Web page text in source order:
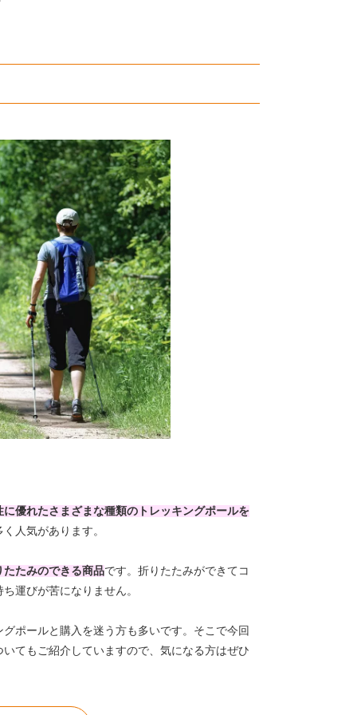
に優れたさまざまな種類のトレッキングポールを
人気があります。
たみのできる商品です。折りたたみができてコ
運びが苦になりません。
ポールと購入を迷う方も多いです。そこで今回
てもご紹介していますので、気になる方はぜひ